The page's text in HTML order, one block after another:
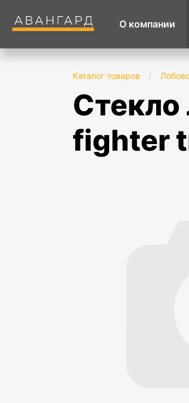
О компании
Каталог товаров /
стекло лобовое в резинку mitsubishi fuso
fighter